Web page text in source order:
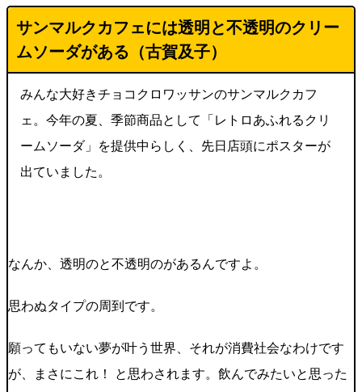
サンマルクカフェには透明と不透明のクリー
ムソーダがある（古賀及子）
みんな大好きチョコクロワッサンのサンマルクカフ
ェ。今年の夏、季節商品として「レトロあふれるクリ
ームソーダ」を提供中らしく、先日店頭にポスターが
出ていました。
なんか、透明のと不透明のがあるんですよ。
思わぬタイプの周到です。
願ってもいない夢が叶う世界、それが消費社会なわけです
が、まさにこれ！ と思わされます。飲んでみたいと思った